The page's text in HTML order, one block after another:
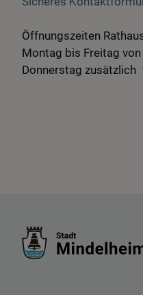
Öffnungszeiten
Montag bis Freitag
Donnerstag zusätzlich